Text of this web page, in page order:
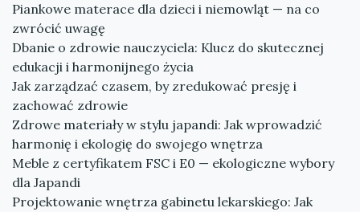
Piankowe materace dla dzieci i niemowląt — na co
zwrócić uwagę
Dbanie o zdrowie nauczyciela: Klucz do skutecznej
edukacji i harmonijnego życia
Jak zarządzać czasem, by zredukować presję i
zachować zdrowie
Zdrowe materiały w stylu japandi: Jak wprowadzić
harmonię i ekologię do swojego wnętrza
Meble z certyfikatem FSC i E0 — ekologiczne wybory
dla Japandi
Projektowanie wnętrza gabinetu lekarskiego: Jak